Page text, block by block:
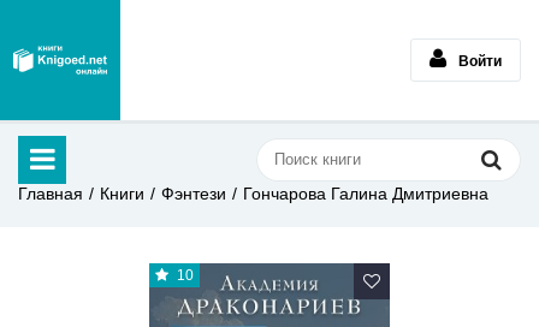
Войти
Главная Книги Фэнтези Гончарова Галина Дмитриевна
10